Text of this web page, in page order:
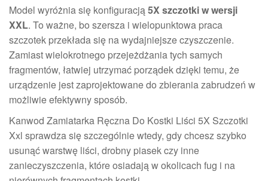
Model wyróżnia się konfiguracją5X szczotki w wersji
XXL. To ważne, bo szersza i wielopunktowa praca
szczotek przekłada się na wydajniejsze czyszczenie.
Zamiast wielokrotnego przejeżdżania tych samych
fragmentów, łatwiej utrzymać porządek dzięki temu, że
urządzenie jest zaprojektowane do zbierania zabrudzeń w
możliwie efektywny sposób.
Kanwod Zamiatarka Ręczna Do Kostki Liści 5X Szczotki
Xxl sprawdza się szczególnie wtedy, gdy chcesz szybko
usunąć warstwę liści, drobny piasek czy inne
zanieczyszczenia, które osiadają w okolicach fug i na